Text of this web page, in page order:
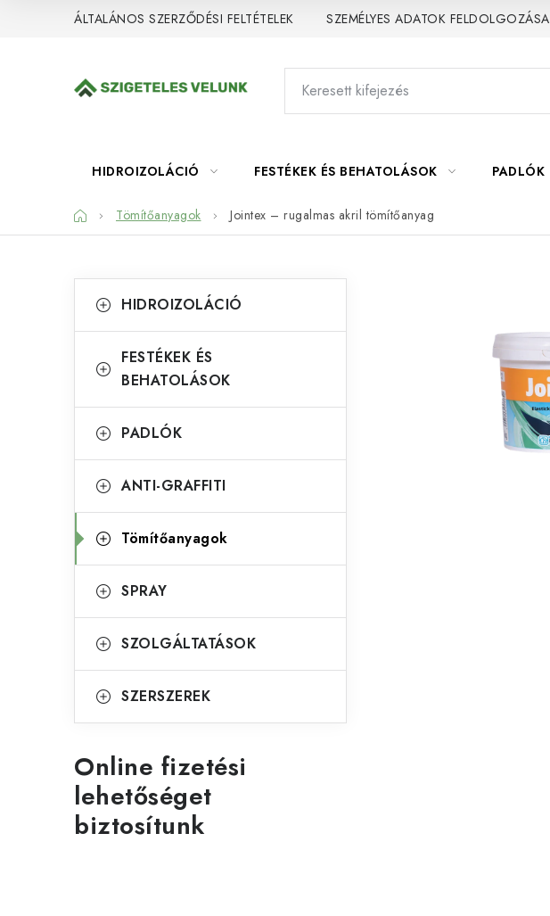
ÁLTALÁNOS SZERZŐDÉSI FELTÉTELEK SZEMÉLYES ADATOK FELDOLGOZÁSA
HIDROIZOLÁCIÓ FESTÉKEK ÉS BEHATOLÁSOK PADLÓK
KezdőlapTömítőanyagok Jointex – rugalmas akril tömítőanyag
O
l
a
s
p
a
l
átugrása
a
g
r
á
k
HIDROIZOLÁCIÓ
FESTÉKEK ÉS
BEHATOLÁSOK
PADLÓK
ANTI-GRAFFITI
Tömítőanyagok
SPRAY
SZOLGÁLTATÁSOK
SZERSZEREK
Online fizetési
lehetőséget
biztosítunk